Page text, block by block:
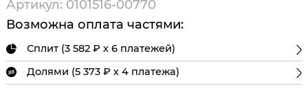
Артикул: 0101516-00770
Возможна оплата частями:
Сплит (3 582 ₽ х 6 платежей)
Долями (5 373 ₽ х 4 платежа)